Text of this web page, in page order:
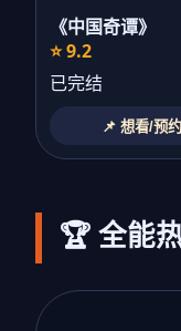
《中国奇谭》
⭐ 9.2
已完结
📌 想看/预约
🏆 全能